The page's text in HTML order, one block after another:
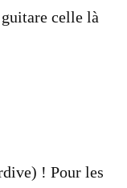
celle là
! Pour les